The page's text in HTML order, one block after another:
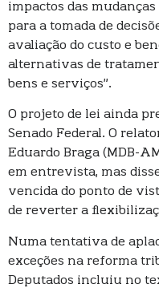
impactos das
para a tomada de
avaliação do custo e
alternativas de
bens e serviços”.
O projeto de lei ainda
Senado Federal. O
Eduardo Braga (MDB-
em entrevista, mas
vencida do ponto de
de reverter a
Numa tentativa de
exceções na reforma
Deputados incluiu no